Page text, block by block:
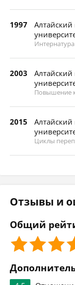
1997
Интернатура
2003
Повышение
2015
Циклы
Отзывы и
Общий